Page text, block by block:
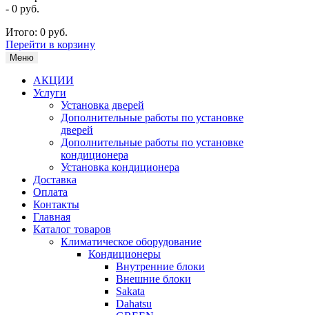
- 0 руб.
Итого: 0 руб.
Перейти в корзину
Меню
АКЦИИ
Услуги
Установка дверей
Дополнительные работы по установке
дверей
Дополнительные работы по установке
кондиционера
Установка кондиционера
Доставка
Оплата
Контакты
Главная
Каталог товаров
Климатическое оборудование
Кондиционеры
Внутренние блоки
Внешние блоки
Sakata
Dahatsu